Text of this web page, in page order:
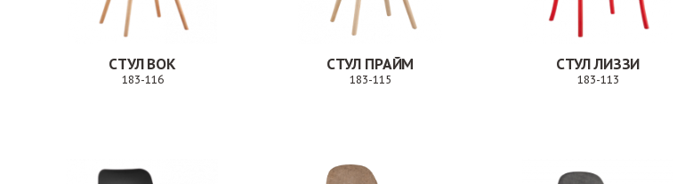
СТУЛ ВОК
183-116
СТУЛ ПРАЙМ
183-115
СТУЛ ЛИЗЗИ
183-113